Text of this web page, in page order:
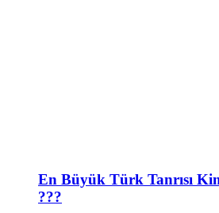
En Büyük Türk Tanrısı
???